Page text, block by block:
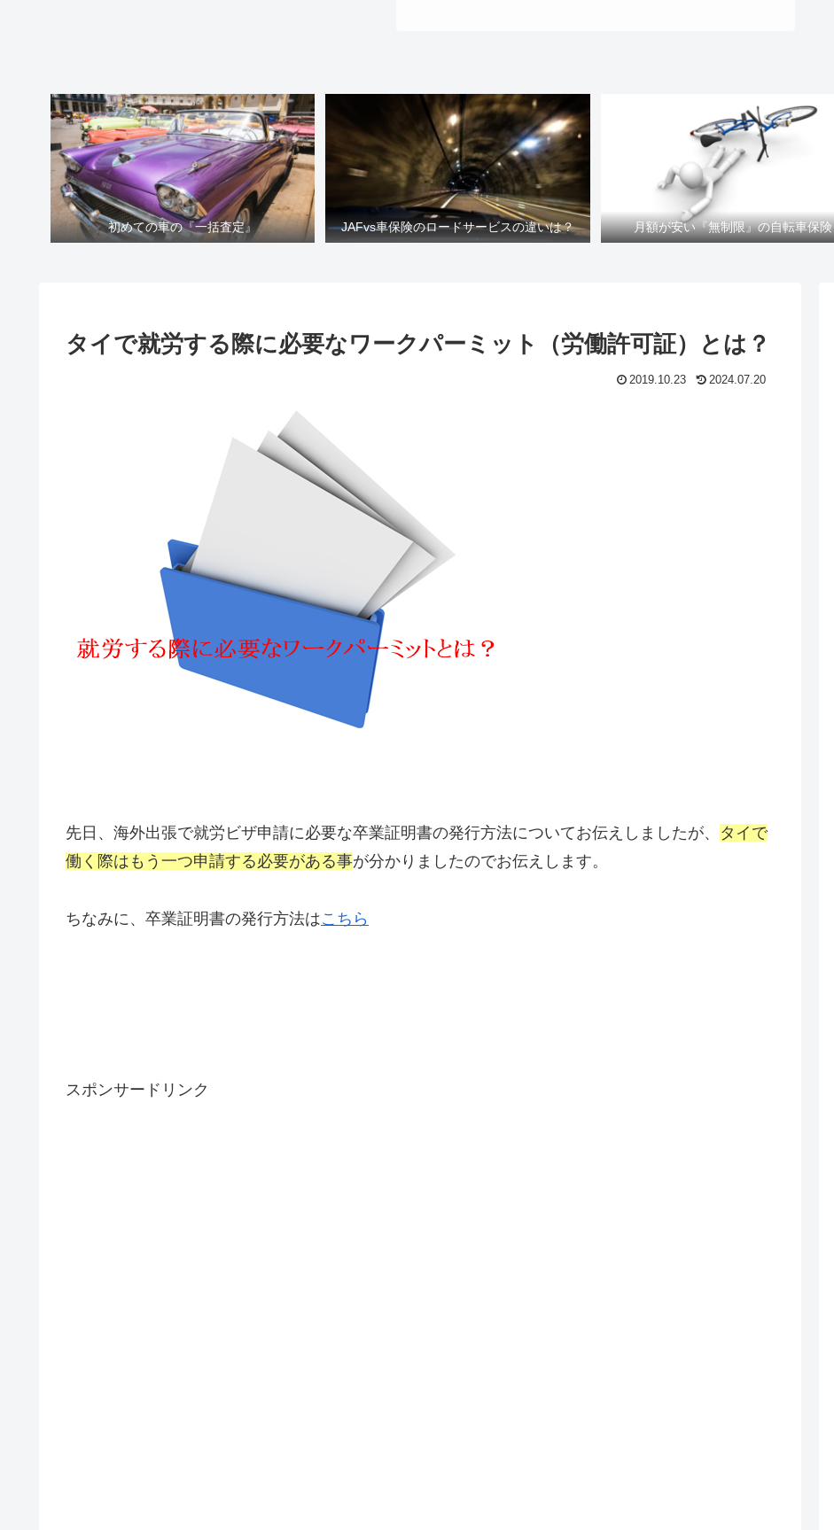
初めての車の『一括査定』 JAFvs車保険のロードサービスの違いは？ 月額が安い『無制限』の自転車保険
タイで就労する際に必要なワークパーミット（労働許可証）とは？
2019.10.23 2024.07.20
先日、海外出張で就労ビザ申請に必要な卒業証明書の発行方法についてお伝えしましたが、 タイで
働く際はもう一つ申請する必要がある事が分かりましたのでお伝えします。
ちなみに、卒業証明書の発行方法はこちら
スポンサードリンク